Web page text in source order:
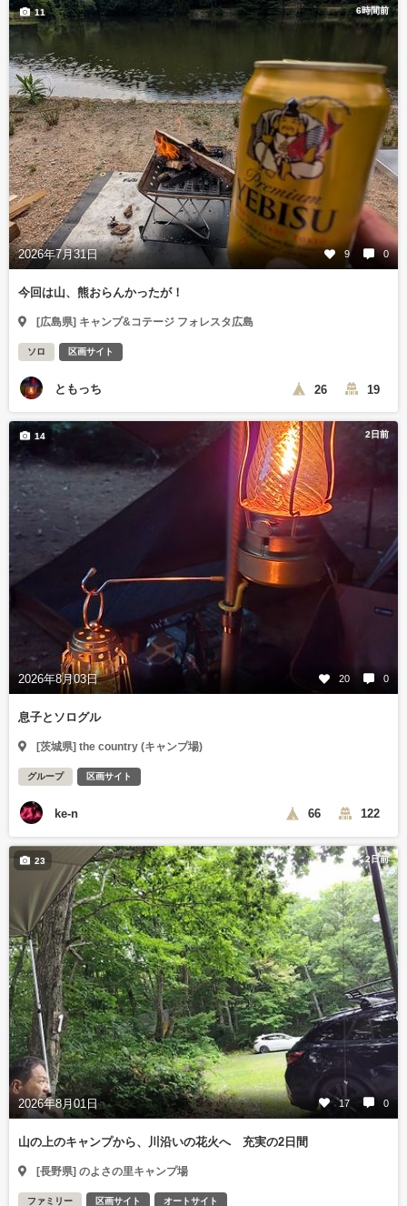
6時間前
2026年7月31日 9 0
11
今回は山、熊おらんかったが！
[広島県] キャンプ&コテージ フォレスタ広島
ソロ 区画サイト
ともっち 26 19
2日前
2026年8月03日 20 0
14
息子とソログル
[茨城県] the country (キャンプ場)
グループ 区画サイト
ke-n 66 122
2日前
2026年8月01日 17 0
23
山の上のキャンプから、川沿いの花火へ 充実の2日間
[長野県] のよさの里キャンプ場
ファミリー 区画サイト オートサイト